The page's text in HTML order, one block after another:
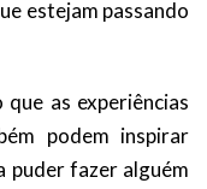
estejam passando
as experiências
podem inspirar
puder fazer alguém